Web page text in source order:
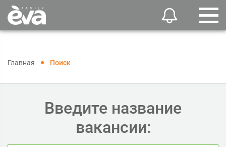
Главная Поиск
Введите название
вакансии: